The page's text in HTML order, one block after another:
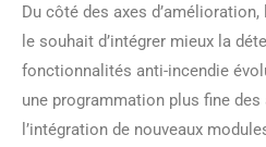
Du côté des axes
le souhait d’intégrer mieux la
fonctionnalités anti-incendie
une programmation plus fine
l’intégration de nouveaux